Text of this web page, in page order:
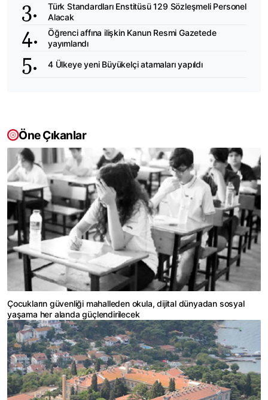
Türk Standardları Enstitüsü 129 Sözleşmeli Personel
Alacak
Öğrenci affına ilişkin Kanun Resmi Gazetede
yayımlandı
4 Ülkeye yeni Büyükelçi atamaları yapıldı
Öne Çıkanlar
Çocukların güvenliği mahalleden okula, dijital dünyadan sosyal
yaşama her alanda güçlendirilecek